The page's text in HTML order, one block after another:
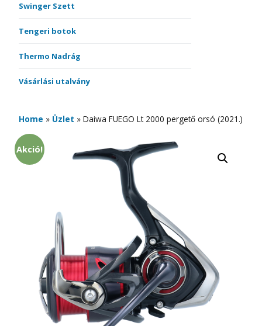
Swinger Szett
Tengeri botok
Thermo Nadrág
Vásárlási utalvány
Home » Üzlet » Daiwa FUEGO Lt 2000 pergető orsó (2021.)
Akció!